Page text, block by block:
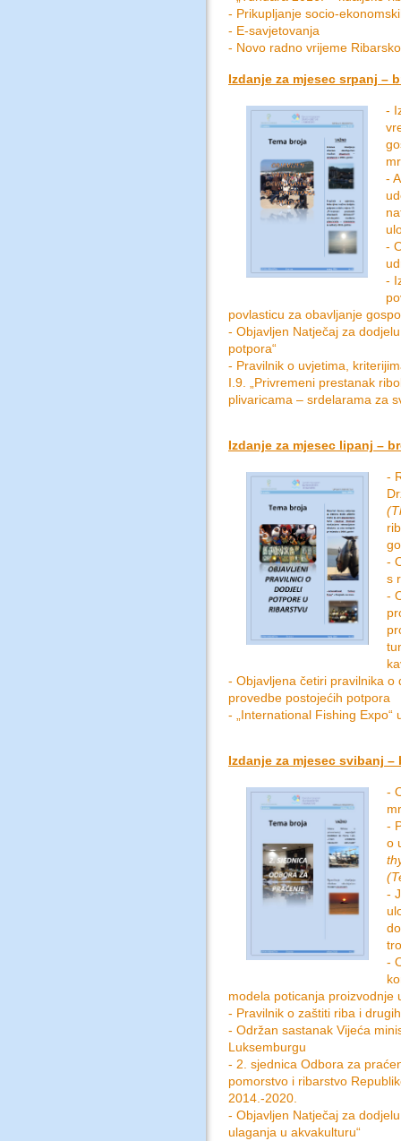
- Prikupljanje socio-
- E-savjetovanja
- Novo radno vrijeme
Izdanje za mjesec srpanj –
-
-
-
-
povlasticu za obavljanje
- Objavljen Natječaj za
potpora“
- Pravilnik o uvjetima,
I.9. „Privremeni prestanak
plivaricama – srdelarama za
Izdanje za mjesec lipanj –
-
-
s
-
- Objavljena četiri pravilnika
provedbe postojećih potpora
- „International Fishing Expo“
Izdanje za mjesec svibanj –
-
-
o
-
-
modela poticanja proizvodnje
- Pravilnik o zaštiti riba i
- Održan sastanak Vijeća
Luksemburgu
- 2. sjednica Odbora za
pomorstvo i ribarstvo
2014.-2020.
- Objavljen Natječaj za
ulaganja u akvakulturu“